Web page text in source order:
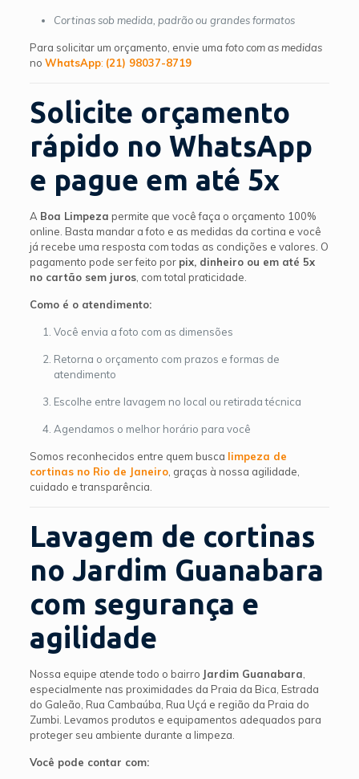
Cortinas sob medida, padrão ou grandes formatos
Para solicitar um orçamento, envie uma foto com as medidas
no WhatsApp: (21) 98037-8719
Solicite orçamento
rápido no WhatsApp
e pague em até 5x
A Boa Limpeza permite que você faça o orçamento 100%
online. Basta mandar a foto e as medidas da cortina e você
já recebe uma resposta com todas as condições e valores. O
pagamento pode ser feito por pix, dinheiro ou em até 5x
no cartão sem juros, com total praticidade.
Como é o atendimento:
Você envia a foto com as dimensões
Retorna o orçamento com prazos e formas de
atendimento
Escolhe entre lavagem no local ou retirada técnica
Agendamos o melhor horário para você
Somos reconhecidos entre quem busca limpeza de
cortinas no Rio de Janeiro, graças à nossa agilidade,
cuidado e transparência.
Lavagem de cortinas
no Jardim Guanabara
com segurança e
agilidade
Nossa equipe atende todo o bairro Jardim Guanabara
especialmente nas proximidades da Praia da Bica, Estrada
do Galeão, Rua Cambaúba, Rua Uçá e região da Praia do
Zumbi. Levamos produtos e equipamentos adequados para
proteger seu ambiente durante a limpeza.
Você pode contar com: